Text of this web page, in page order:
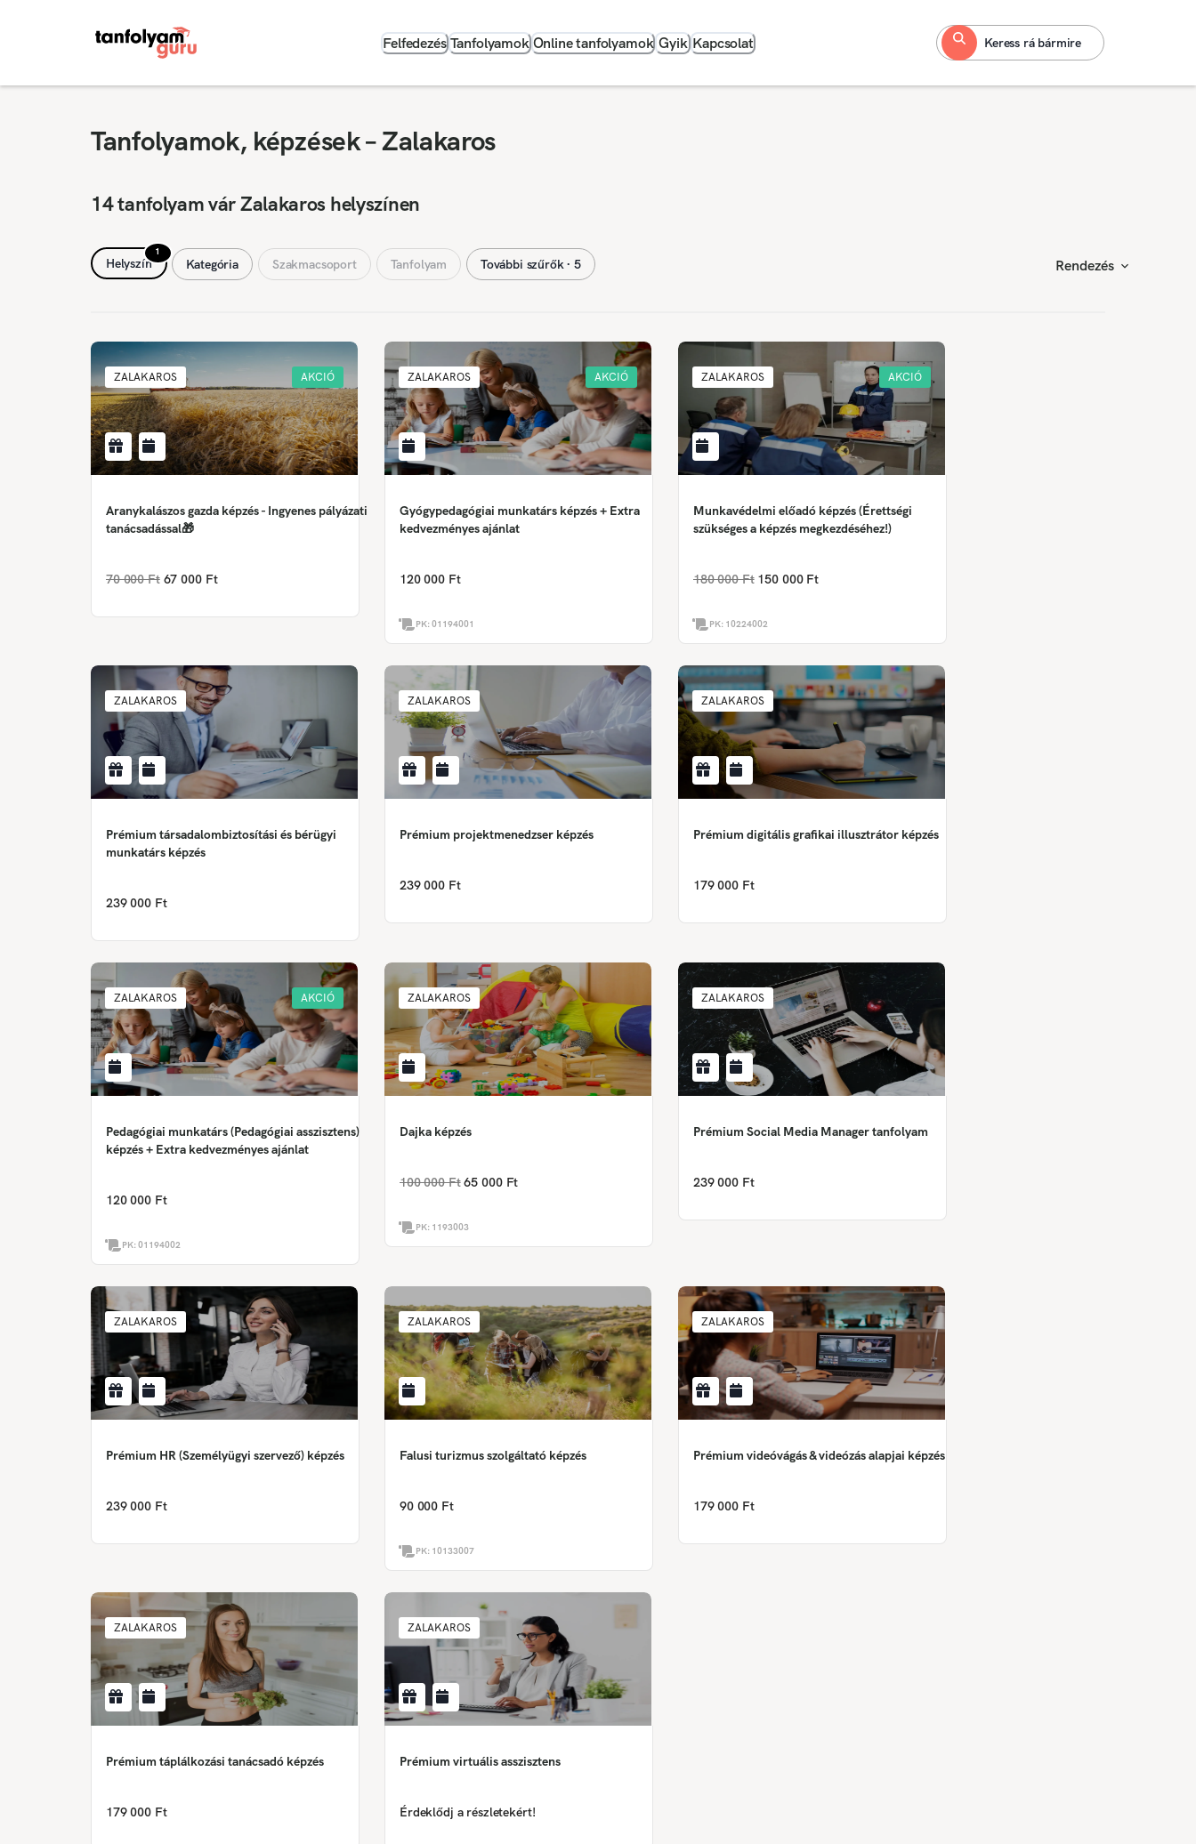
Felfedezés Tanfolyamok Online tanfolyamok Gyik Kapcsolat Keress rá bármire
Tanfolyamok, képzések – Zalakaros
14 tanfolyam vár Zalakaros helyszínen
1
Helyszín Kategória Szakmacsoport Tanfolyam További szűrők ∙ 5 Rendezés
ZALAKAROS AKCIÓ
Aranykalászos gazda képzés - Ingyenes pályázati
tanácsadással🎁
70 000 Ft 67 000 Ft
ZALAKAROS AKCIÓ
Gyógypedagógiai munkatárs képzés + Extra
kedvezményes ajánlat
120 000 Ft
PK:01194001
ZALAKAROS AKCIÓ
Munkavédelmi előadó képzés (Érettségi
szükséges a képzés megkezdéséhez!)
180 000 Ft 150 000 Ft
PK: 10224002
ZALAKAROS
Prémium társadalombiztosítási és bérügyi
munkatárs képzés
239 000 Ft
ZALAKAROS
Prémium projektmenedzser képzés
239 000 Ft
ZALAKAROS
Prémium digitális grafikai illusztrátor képzés
179 000 Ft
ZALAKAROS AKCIÓ
Pedagógiai munkatárs (Pedagógiai asszisztens)
képzés + Extra kedvezményes ajánlat
120 000 Ft
PK:01194002
ZALAKAROS
Dajka képzés
100 000 Ft 65 000 Ft
PK: 1193003
ZALAKAROS
Prémium Social Media Manager tanfolyam
239 000 Ft
ZALAKAROS
Prémium HR (Személyügyi szervező) képzés
239 000 Ft
ZALAKAROS
Falusi turizmus szolgáltató képzés
90 000 Ft
PK: 10133007
ZALAKAROS
Prémium videóvágás & videózás alapjai képzés
179 000 Ft
ZALAKAROS
Prémium táplálkozási tanácsadó képzés
179 000 Ft
ZALAKAROS
Prémium virtuális asszisztens
Érdeklődj a részletekért!